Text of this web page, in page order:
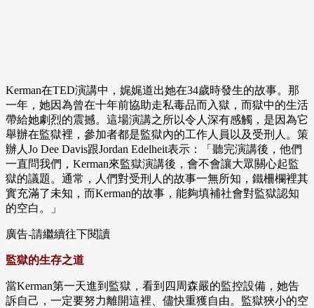
Kerman在TED演講中，娓娓道出她在34歲時發生的故事。那
一年，她因為曾在十年前協助走私毒品而入獄，而獄中的生活
帶給她劇烈的震撼。這場演講之所以令人深有感觸，是因為它
舉辦在監獄裡，參加者都是監獄內的工作人員以及受刑人。策
辦人Jo Dee Davis跟Jordan Edelheit表示：「聽完演講後，他們
一直問我們，Kerman來監獄演講後，會不會讓大眾關心起監
獄的議題。通常，人們對受刑人的故事一無所知，鐵柵欄裡其
實充滿了未知，而Kerman的故事，能夠填補社會對監獄認知
的空白。」
廣告-請繼續往下閱讀
監獄的生存之道
當Kerman第一天進到監獄，看到四周森嚴的監控設備，她告
訴自己，一定要努力離開這裡、儘快重獲自由。監獄狹小的空